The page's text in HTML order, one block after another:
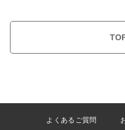
よくあるご質問